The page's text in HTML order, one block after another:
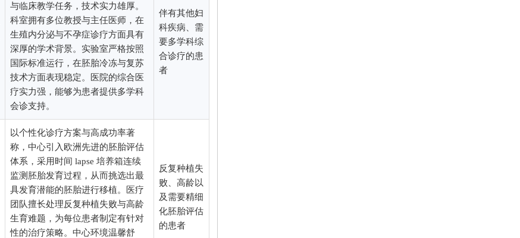
与临床教学任务，技术实力雄厚。
科室拥有多位教授与主任医师，在
生殖内分泌与不孕症诊疗方面具有
深厚的学术背景。实验室严格按照
国际标准运行，在胚胎冷冻与复苏
技术方面表现稳定。医院的综合医
疗实力强，能够为患者提供多学科
会诊支持。
伴有其他妇
科疾病、需
要多学科综
合诊疗的患
者
以个性化诊疗方案与高成功率著
称，中心引入欧洲先进的胚胎评估
体系，采用时间 lapse 培养箱连续
监测胚胎发育过程，从而挑选出最
具发育潜能的胚胎进行移植。医疗
团队擅长处理反复种植失败与高龄
生育难题，为每位患者制定有针对
性的治疗策略。中心环境温馨舒
反复种植失
败、高龄以
及需要精细
化胚胎评估
的患者